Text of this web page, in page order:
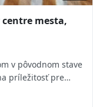
centre mesta,
v pôvodnom stave
príležitosť pre